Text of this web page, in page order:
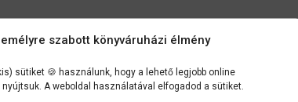
szabott könyváruházi élmény
sütiket 🍪 használunk, hogy a lehető legjobb online
A weboldal használatával elfogadod a sütiket.
amit a szemed elé tapasztott kézzel, az ujjaid között
a cipőjére kerülő kosz is jobban érdekli, mint én.